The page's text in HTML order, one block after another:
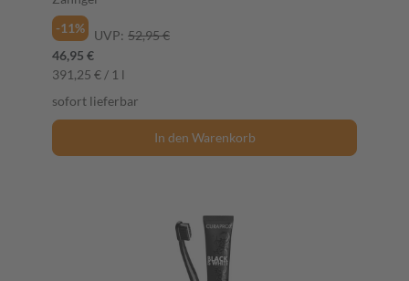
-11%
UVP: 52,95 €
46,95 €
391,25 € / 1 l
sofort lieferbar
In den Warenkorb